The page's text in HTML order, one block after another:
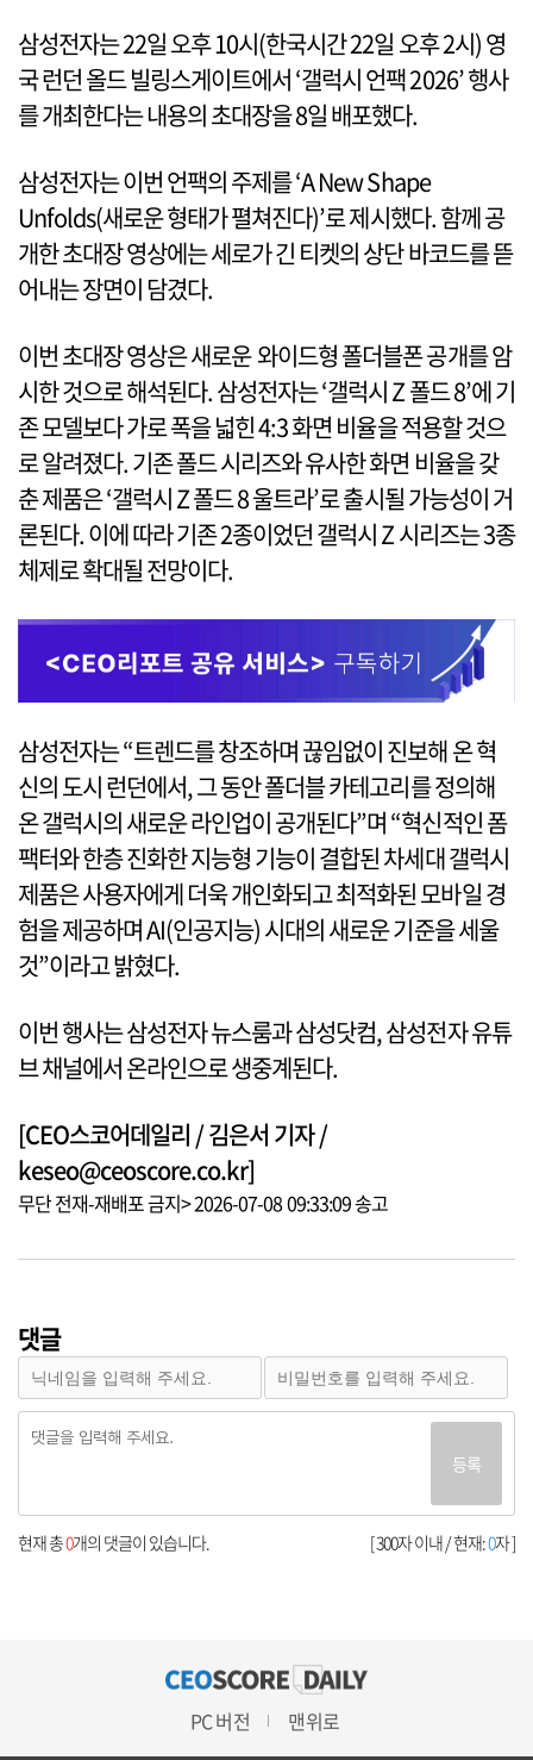
삼성전자는 22일 오후 10시(한국시간 22일 오후 2시) 영
국 런던 올드 빌링스게이트에서 ‘갤럭시 언팩 2026’ 행사
를 개최한다는 내용의 초대장을 8일 배포했다.
삼성전자는 이번 언팩의 주제를 ‘A New Shape
Unfolds(새로운 형태가 펼쳐진다)’로 제시했다. 함께 공
개한 초대장 영상에는 세로가 긴 티켓의 상단 바코드를 뜯
어내는 장면이 담겼다.
이번 초대장 영상은 새로운 와이드형 폴더블폰 공개를 암
시한 것으로 해석된다. 삼성전자는 ‘갤럭시 Z 폴드 8’에 기
존 모델보다 가로 폭을 넓힌 4:3 화면 비율을 적용할 것으
로 알려졌다. 기존 폴드 시리즈와 유사한 화면 비율을 갖
춘 제품은 ‘갤럭시 Z 폴드 8 울트라’로 출시될 가능성이 거
론된다. 이에 따라 기존 2종이었던 갤럭시 Z 시리즈는 3종
체제로 확대될 전망이다.
삼성전자는 “트렌드를 창조하며 끊임없이 진보해 온 혁
신의 도시 런던에서, 그 동안 폴더블 카테고리를 정의해
온 갤럭시의 새로운 라인업이 공개된다”며 “혁신적인 폼
팩터와 한층 진화한 지능형 기능이 결합된 차세대 갤럭시
제품은 사용자에게 더욱 개인화되고 최적화된 모바일 경
험을 제공하며 AI(인공지능) 시대의 새로운 기준을 세울
것”이라고 밝혔다.
이번 행사는 삼성전자 뉴스룸과 삼성닷컴, 삼성전자 유튜
브 채널에서 온라인으로 생중계된다.
[CEO스코어데일리 / 김은서 기자 /
keseo@ceoscore.co.kr]
무단 전재-재배포 금지> 2026-07-08 09:33:09 송고
댓글
등록
[ 300자 이내 / 현재:0자 ]
현재 총0개의 댓글이 있습니다.
PC 버전 맨위로